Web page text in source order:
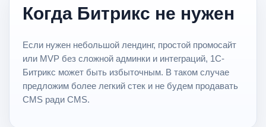
Когда Битрикс не нужен
Если нужен небольшой лендинг, простой промосайт
или MVP без сложной админки и интеграций, 1С-
Битрикс может быть избыточным. В таком случае
предложим более легкий стек и не будем продавать
CMS ради CMS.